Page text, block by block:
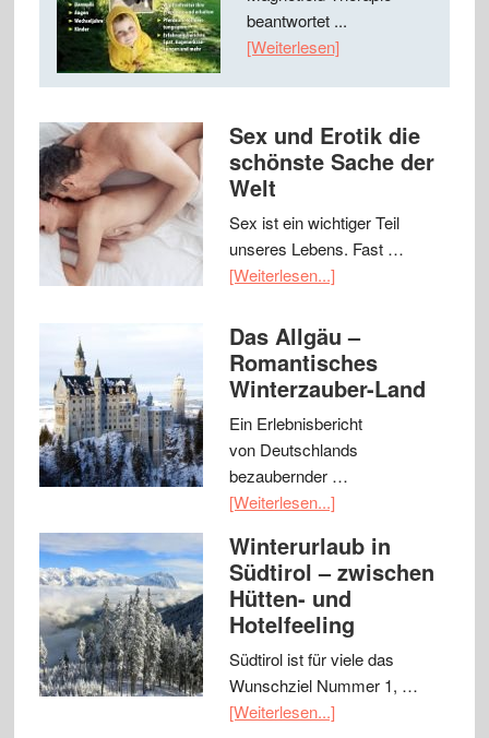
beantwortet ...
[Weiterlesen]
Sex und Erotik die
schönste Sache der
Welt
Sex ist ein wichtiger Teil
unseres Lebens. Fast …
[Weiterlesen...]
Das Allgäu –
Romantisches
Winterzauber-Land
Ein Erlebnisbericht
von Deutschlands
bezaubernder …
[Weiterlesen...]
Winterurlaub in
Südtirol – zwischen
Hütten- und
Hotelfeeling
Südtirol ist für viele das
Wunschziel Nummer 1, …
[Weiterlesen...]